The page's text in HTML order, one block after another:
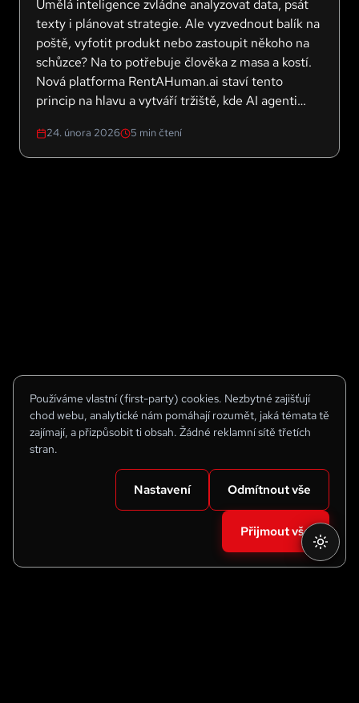
Používáme vlastní (first-party) cookies. Nezbytné zajišťují
chod webu, analytické nám pomáhají rozumět, jaká témata tě
zajímají, a přizpůsobit ti obsah. Žádné reklamní sítě třetích
stran.
Nastavení Odmítnout vše
Přijmout vše
Umělá inteligence zvládne analyzovat data, psát
texty i plánovat strategie. Ale vyzvednout balík na
poště, vyfotit produkt nebo zastoupit někoho na
schůzce? Na to potřebuje člověka z masa a kostí.
Nová platforma RentAHuman.ai staví tento
princip na hlavu a vytváří tržiště, kde AI agenti
světě. Za první týden se zaregistrovalo přes 200
000 lidí.
24. února 2026 5 min čtení